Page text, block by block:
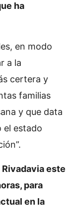
ha
en modo
a la
certera y
familias
y que data
el estado
este
para
en la